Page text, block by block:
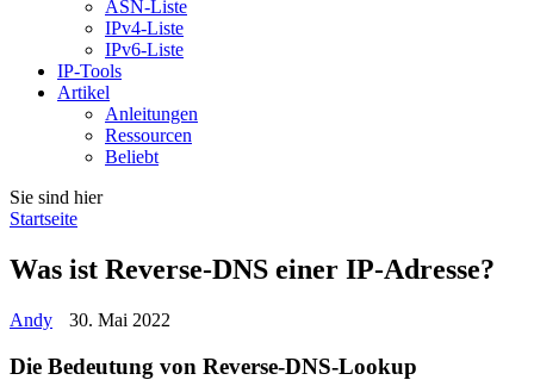
ASN-Liste
IPv4-Liste
IPv6-Liste
IP-Tools
Artikel
Anleitungen
Ressourcen
Beliebt
Sie sind hier
Startseite
Was ist Reverse-DNS einer IP-Adresse?
Andy 30. Mai 2022
Die Bedeutung von Reverse-DNS-Lookup